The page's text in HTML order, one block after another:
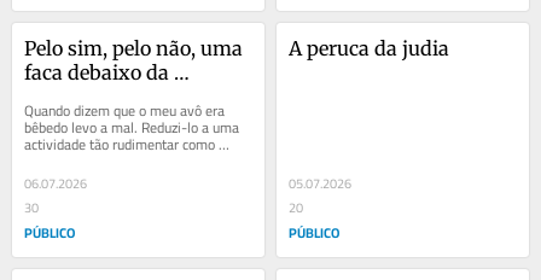
Pelo sim, pelo não, uma
faca debaixo da
Quando dizem que o meu avô era
bêbedo levo a mal. Reduzi-lo a uma
actividade tão rudimentar como
que melhor...
06.07.2026
30
PÚBLICO
A peruca da judia
05.07.2026
20
PÚBLICO